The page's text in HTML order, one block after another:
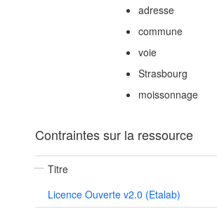
adresse
commune
voie
Strasbourg
moissonnage
Contraintes sur la ressource
Titre
Licence Ouverte v2.0 (Etalab)